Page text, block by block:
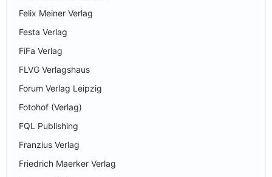
Felix Meiner Verlag
Festa Verlag
FiFa Verlag
FLVG Verlagshaus
Forum Verlag Leipzig
Fotohof (Verlag)
FQL Publishing
Franzius Verlag
Friedrich Maerker Verlag